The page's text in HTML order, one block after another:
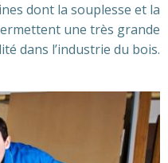
dont la souplesse et la
une très grande
dans l’industrie du bois.